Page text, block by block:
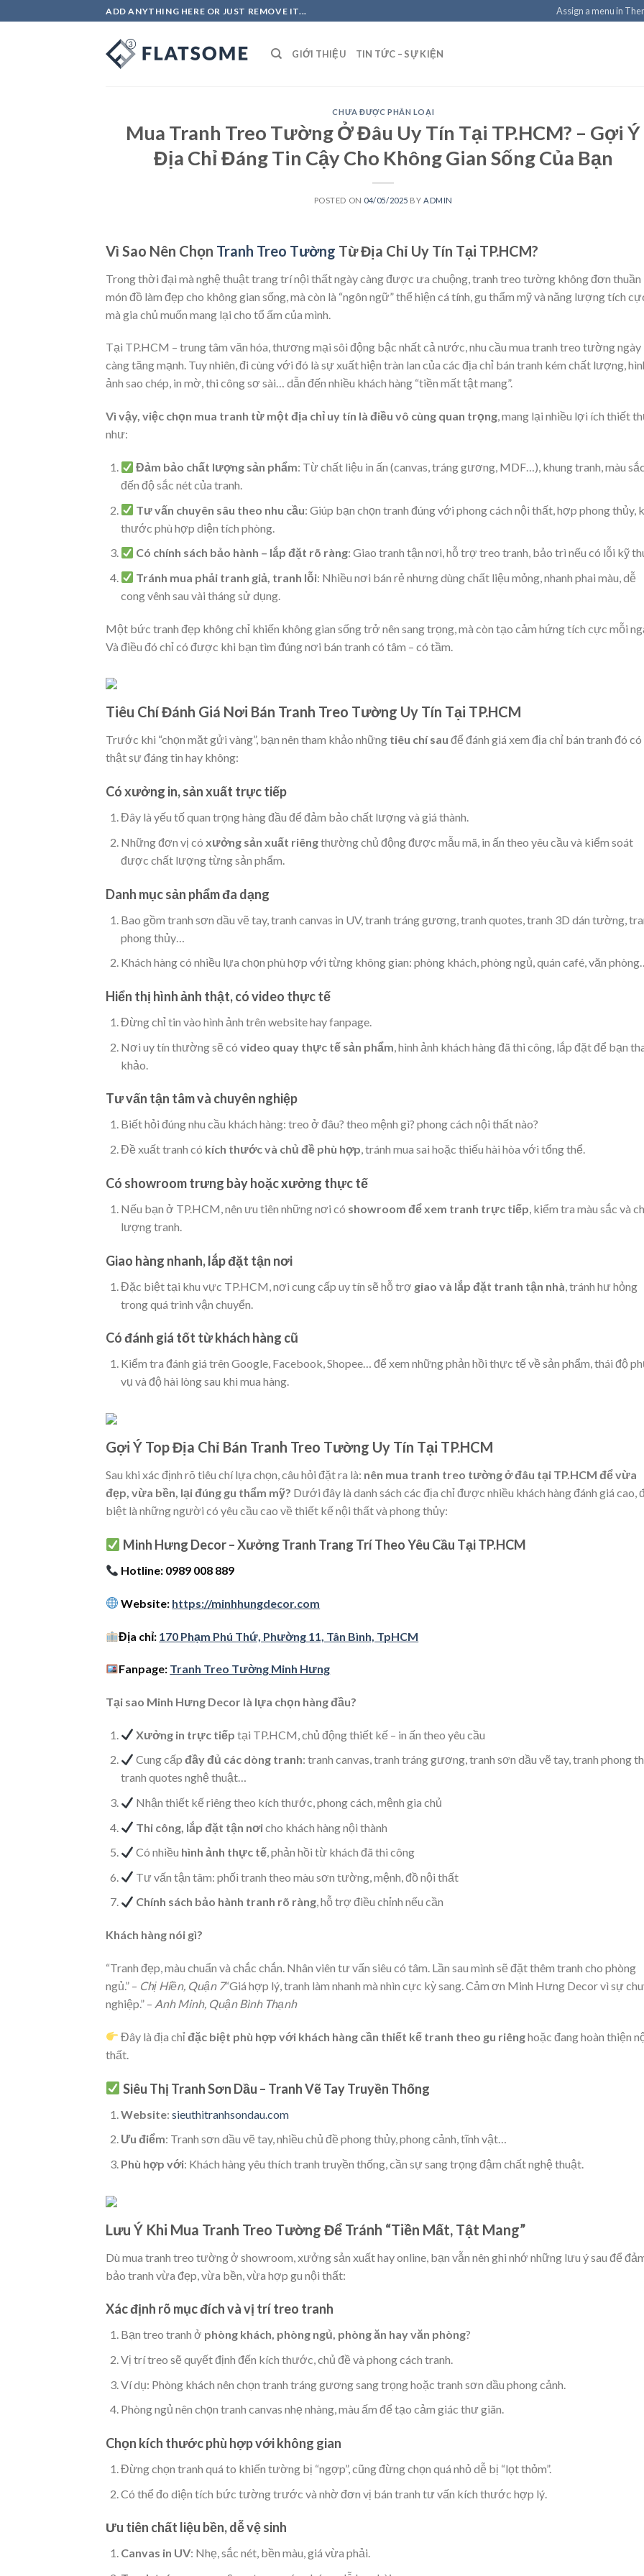
to
ADD ANYTHING HERE OR JUST REMOVE IT... Assign a menu in
GIỚI THIỆU TIN TỨC – SỰ KIỆN
CHƯA ĐƯỢC PHÂN LOẠI
Mua Tranh Treo Tường Ở Đâu Uy Tín Tại TP.HCM? – Gợi Ý
Địa Chỉ Đáng Tin Cậy Cho Không Gian Sống Của Bạn
POSTED ON 04/05/2025 BY ADMIN
Vì Sao Nên Chọn Tranh Treo Tường Từ Địa Chỉ Uy Tín Tại TP.HCM?
Trong thời đại mà nghệ thuật trang trí nội thất ngày càng được ưa chuộng, tranh treo tường không đơn thuần
món đồ làm đẹp cho không gian sống, mà còn là “ngôn ngữ” thể hiện cá tính, gu thẩm mỹ và năng lượng tích
mà gia chủ muốn mang lại cho tổ ấm của mình.
Tại TP.HCM – trung tâm văn hóa, thương mại sôi động bậc nhất cả nước, nhu cầu mua tranh treo tường ngày
càng tăng mạnh. Tuy nhiên, đi cùng với đó là sự xuất hiện tràn lan của các địa chỉ bán tranh kém chất lượng,
ảnh sao chép, in mờ, thi công sơ sài… dẫn đến nhiều khách hàng “tiền mất tật mang”.
Vì vậy, việc chọn mua tranh từ một địa chỉ uy tín là điều vô cùng quan trọng, mang lại nhiều lợi ích thiết
như:
Đảm bảo chất lượng sản phẩm: Từ chất liệu in ấn (canvas, tráng gương, MDF…), khung tranh, màu
đến độ sắc nét của tranh.
Tư vấn chuyên sâu theo nhu cầu: Giúp bạn chọn tranh đúng với phong cách nội thất, hợp phong thủy,
thước phù hợp diện tích phòng.
Có chính sách bảo hành – lắp đặt rõ ràng: Giao tranh tận nơi, hỗ trợ treo tranh, bảo trì nếu có lỗi kỹ
Tránh mua phải tranh giả, tranh lỗi: Nhiều nơi bán rẻ nhưng dùng chất liệu mỏng, nhanh phai màu, dễ
cong vênh sau vài tháng sử dụng.
Một bức tranh đẹp không chỉ khiến không gian sống trở nên sang trọng, mà còn tạo cảm hứng tích cực mỗi
Và điều đó chỉ có được khi bạn tìm đúng nơi bán tranh có tâm – có tầm.
Tiêu Chí Đánh Giá Nơi Bán Tranh Treo Tường Uy Tín Tại TP.HCM
Trước khi “chọn mặt gửi vàng”, bạn nên tham khảo những tiêu chí sau để đánh giá xem địa chỉ bán tranh đó có
thật sự đáng tin hay không:
Có xưởng in, sản xuất trực tiếp
Đây là yếu tố quan trọng hàng đầu để đảm bảo chất lượng và giá thành.
Những đơn vị có xưởng sản xuất riêngthường chủ động được mẫu mã, in ấn theo yêu cầu và kiểm soát
được chất lượng từng sản phẩm.
Danh mục sản phẩm đa dạng
Bao gồm tranh sơn dầu vẽ tay, tranh canvas in UV, tranh tráng gương, tranh quotes, tranh 3D dán tường,
phong thủy…
Khách hàng có nhiều lựa chọn phù hợp với từng không gian: phòng khách, phòng ngủ, quán café, văn
Hiển thị hình ảnh thật, có video thực tế
Đừng chỉ tin vào hình ảnh trên website hay fanpage.
Nơi uy tín thường sẽ có video quay thực tế sản phẩm , hình ảnh khách hàng đã thi công, lắp đặt để bạn
khảo.
Tư vấn tận tâm và chuyên nghiệp
Biết hỏi đúng nhu cầu khách hàng: treo ở đâu? theo mệnh gì? phong cách nội thất nào?
Đề xuất tranh có kích thước và chủ đề phù hợp, tránh mua sai hoặc thiếu hài hòa với tổng thể.
Có showroom trưng bày hoặc xưởng thực tế
Nếu bạn ở TP.HCM, nên ưu tiên những nơi có showroom để xem tranh trực tiếp , kiểm tra màu sắc và
lượng tranh.
Giao hàng nhanh, lắp đặt tận nơi
Đặc biệt tại khu vực TP.HCM, nơi cung cấp uy tín sẽ hỗ trợ giao và lắp đặt tranh tận nhà , tránh hư hỏng
trong quá trình vận chuyển.
Có đánh giá tốt từ khách hàng cũ
Kiểm tra đánh giá trên Google, Facebook, Shopee… để xem những phản hồi thực tế về sản phẩm, thái độ
vụ và độ hài lòng sau khi mua hàng.
Gợi Ý Top Địa Chỉ Bán Tranh Treo Tường Uy Tín Tại TP.HCM
Sau khi xác định rõ tiêu chí lựa chọn, câu hỏi đặt ra là: nên mua tranh treo tường ở đâu tại TP.HCM để vừa
đẹp, vừa bền, lại đúng gu thẩm mỹ? Dưới đây là danh sách các địa chỉ được nhiều khách hàng đánh giá cao,
biệt là những người có yêu cầu cao về thiết kế nội thất và phong thủy:
Minh Hưng Decor – Xưởng Tranh Trang Trí Theo Yêu Cầu Tại TP.HCM
Hotline: 0989 008 889
Website: https://minhhungdecor.com
Địa chỉ: 170 Phạm Phú Thứ, Phường 11, Tân Bình, TpHCM
Fanpage: Tranh Treo Tường Minh Hưng
Tại sao Minh Hưng Decor là lựa chọn hàng đầu?
Xưởng in trực tiếp tại TP.HCM, chủ động thiết kế – in ấn theo yêu cầu
Cung cấpđầy đủ các dòng tranh: tranh canvas, tranh tráng gương, tranh sơn dầu vẽ tay, tranh phong
tranh quotes nghệ thuật…
Nhận thiết kế riêng theo kích thước, phong cách, mệnh gia chủ
Thi công, lắp đặt tận nơicho khách hàng nội thành
Có nhiều hình ảnh thực tế, phản hồi từ khách đã thi công
Tư vấn tận tâm: phối tranh theo màu sơn tường, mệnh, đồ nội thất
Chính sách bảo hành tranh rõ ràng, hỗ trợ điều chỉnh nếu cần
Khách hàng nói gì?
“Tranh đẹp, màu chuẩn và chắc chắn. Nhân viên tư vấn siêu có tâm. Lần sau mình sẽ đặt thêm tranh cho phòng
ngủ.” – Chị Hiền, Quận 7“Giá hợp lý, tranh làm nhanh mà nhìn cực kỳ sang. Cảm ơn Minh Hưng Decor vì sự
nghiệp.” – Anh Minh, Quận Bình Thạnh
Đây là địa chỉđặc biệt phù hợp với khách hàng cần thiết kế tranh theo gu riênghoặc đang hoàn thiện
thất.
Siêu Thị Tranh Sơn Dầu – Tranh Vẽ Tay Truyền Thống
Website: sieuthitranhsondau.com
Ưu điểm: Tranh sơn dầu vẽ tay, nhiều chủ đề phong thủy, phong cảnh, tĩnh vật…
Phù hợp với: Khách hàng yêu thích tranh truyền thống, cần sự sang trọng đậm chất nghệ thuật.
Lưu Ý Khi Mua Tranh Treo Tường Để Tránh “Tiền Mất, Tật Mang”
Dù mua tranh treo tường ở showroom, xưởng sản xuất hay online, bạn vẫn nên ghi nhớ những lưu ý sau để
bảo tranh vừa đẹp, vừa bền, vừa hợp gu nội thất:
Xác định rõ mục đích và vị trí treo tranh
Bạn treo tranh ở phòng khách, phòng ngủ, phòng ăn hay văn phòng?
Vị trí treo sẽ quyết định đến kích thước, chủ đề và phong cách tranh.
Ví dụ: Phòng khách nên chọn tranh tráng gương sang trọng hoặc tranh sơn dầu phong cảnh.
Phòng ngủ nên chọn tranh canvas nhẹ nhàng, màu ấm để tạo cảm giác thư giãn.
Chọn kích thước phù hợp với không gian
Đừng chọn tranh quá to khiến tường bị “ngợp”, cũng đừng chọn quá nhỏ dễ bị “lọt thỏm”.
Có thể đo diện tích bức tường trước và nhờ đơn vị bán tranh tư vấn kích thước hợp lý.
Ưu tiên chất liệu bền, dễ vệ sinh
Canvas in UV: Nhẹ, sắc nét, bền màu, giá vừa phải.